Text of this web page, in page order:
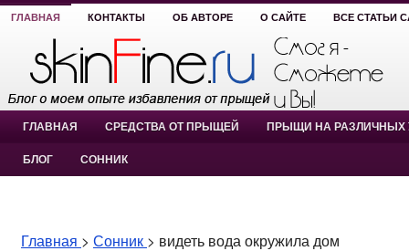
ГЛАВНАЯ КОНТАКТЫ ОБ АВТОРЕ О САЙТЕ ВСЕ СТАТЬИ
ГЛАВНАЯ СРЕДСТВА ОТ ПРЫЩЕЙ ПРЫЩИ НА РАЗЛИЧНЫХ
БЛОГ СОННИК
Главная > Сонник > видеть вода окружила дом